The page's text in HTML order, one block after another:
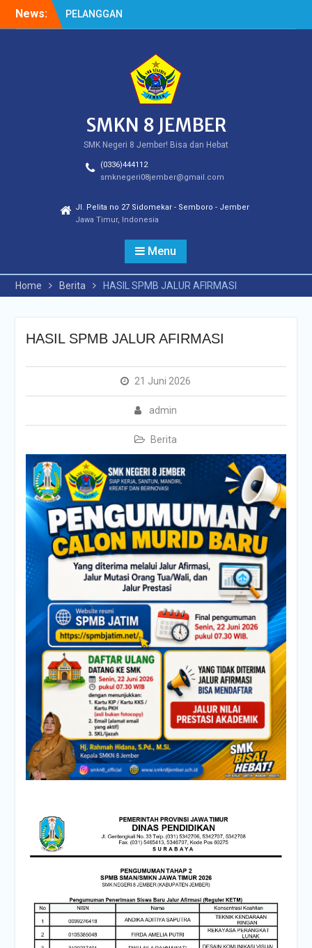
News:
HASIL SPMB PEMENUHAN
KUOTA
HASIL SURVEY KEPUASAN
SMKN 8 JEMBER
SMK Negeri 8 Jember! Bisa dan Hebat
(0336)444112
smknegeri08jember@gmail.com
Jl. Pelita no 27 Sidomekar - Semboro - Jember
Jawa Timur, Indonesia
Menu
Home Berita HASIL SPMB JALUR AFIRMASI
HASIL SPMB JALUR AFIRMASI
21 Juni 2026
admin
Berita